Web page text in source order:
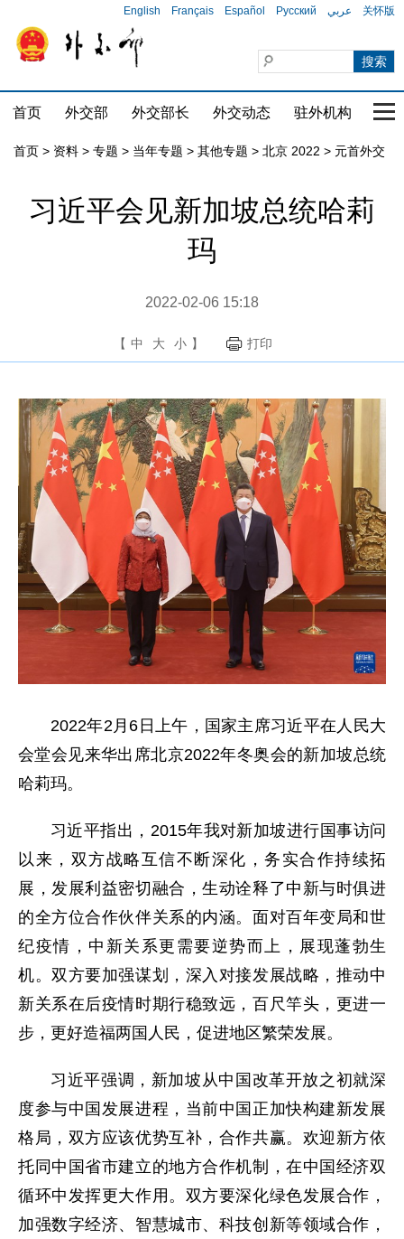
English Français Español Русский عربي 关怀版
首页 外交部 外交部长 外交动态 驻外机构 国
首页 > 资料 > 专题 > 当年专题 > 其他专题 > 北京 2022 > 元首外交
习近平会见新加坡总统哈莉
玛
2022-02-06 15:18
【 中 大 小 】 打印
2022年2月6日上午，国家主席习近平在人民大
会堂会见来华出席北京2022年冬奥会的新加坡总统
哈莉玛。
习近平指出，2015年我对新加坡进行国事访问
以来，双方战略互信不断深化，务实合作持续拓
展，发展利益密切融合，生动诠释了中新与时俱进
的全方位合作伙伴关系的内涵。面对百年变局和世
纪疫情，中新关系更需要逆势而上，展现蓬勃生
机。双方要加强谋划，深入对接发展战略，推动中
新关系在后疫情时期行稳致远，百尺竿头，更进一
步，更好造福两国人民，促进地区繁荣发展。
习近平强调，新加坡从中国改革开放之初就深
度参与中国发展进程，当前中国正加快构建新发展
格局，双方应该优势互补，合作共赢。欢迎新方依
托同中国省市建立的地方合作机制，在中国经济双
循环中发挥更大作用。双方要深化绿色发展合作，
加强数字经济、智慧城市、科技创新等领域合作，